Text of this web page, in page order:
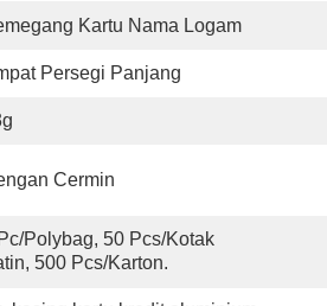
Kartu Nama Logam
Persegi Panjang
Cermin
polybag, 50 Pcs/kotak
500 Pcs/karton.